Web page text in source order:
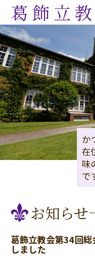
葛飾立
か
在
味
で
お知らせ
葛飾立教会第34回
しました